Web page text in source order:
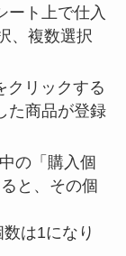
ート上で仕入
、複数選択
クリックする
た商品が登録
の「購入個
と、その個
は1になり